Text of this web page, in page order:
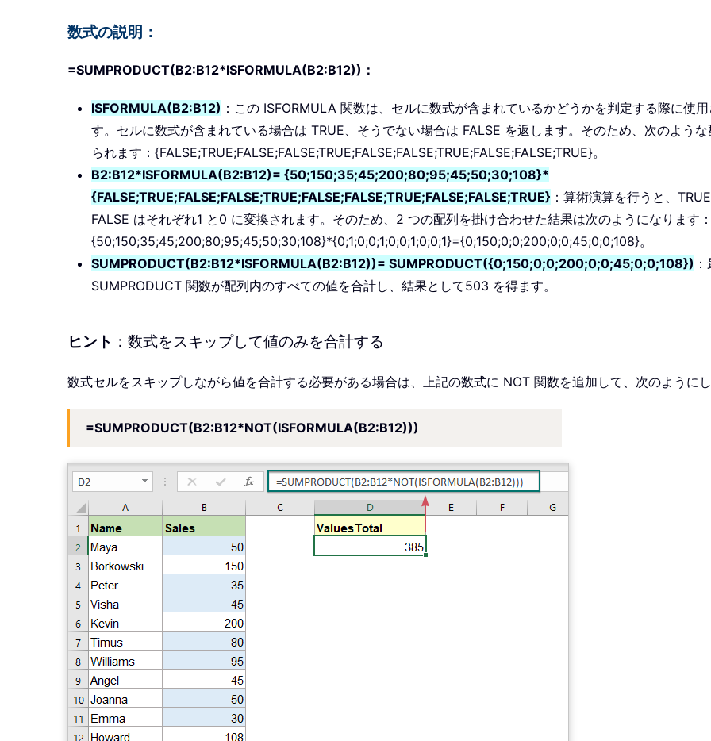
数式の説明：
=SUMPRODUCT(B2:B12*ISFORMULA(B2:B12))：
ISFORMULA(B2:B12) ：この ISFORMULA 関数は、セルに数式が含まれているかどうかを判定する際に使用
す。セルに数式が含まれている場合は TRUE、そうでない場合は FALSE を返します。そのため、次のよう
られます：{FALSE;TRUE;FALSE;FALSE;TRUE;FALSE;FALSE;TRUE;FALSE;FALSE;TRUE}。
B2:B12*ISFORMULA(B2:B12)= {50;150;35;45;200;80;95;45;50;30;108}*
{FALSE;TRUE;FALSE;FALSE;TRUE;FALSE;FALSE;TRUE;FALSE;FALSE;TRUE} ：算術演算を行うと、
FALSE はそれぞれ1 と0 に変換されます。そのため、2 つの配列を掛け合わせた結果は次のようになります：
{50;150;35;45;200;80;95;45;50;30;108}*{0;1;0;0;1;0;0;1;0;0;1}={0;150;0;0;200;0;0;45;0;0;108}。
SUMPRODUCT(B2:B12*ISFORMULA(B2:B12))= SUMPRODUCT({0;150;0;0;200;0;0;45;0;0;108})
SUMPRODUCT 関数が配列内のすべての値を合計し、結果として503 を得ます。
ヒント ：数式をスキップして値のみを合計する
数式セルをスキップしながら値を合計する必要がある場合は、上記の数式に NOT 関数を追加して、次のようにし
=SUMPRODUCT(B2:B12*NOT(ISFORMULA(B2:B12)))